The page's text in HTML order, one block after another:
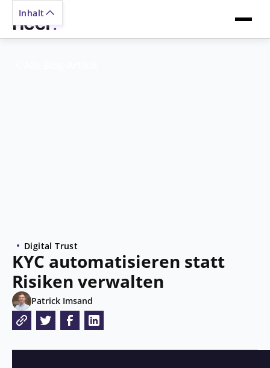
Digital Trust
KYC automatisieren statt
Risiken verwalten
Patrick Imsand
Inhalt